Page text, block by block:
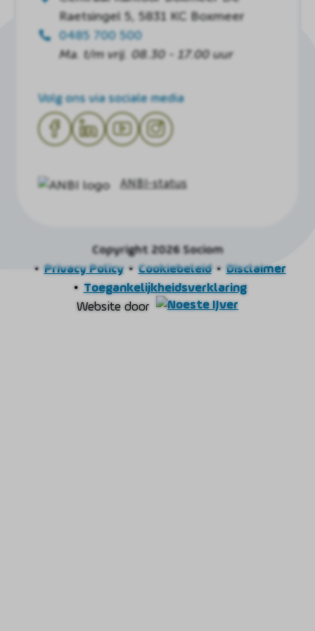
Raetsingel 5, 5831 KC Boxmeer
0485 700 500
Ma. t/m vrij. 08.30 - 17.00 uur
Volg ons via sociale media
ANBI-status
Copyright 2026 Sociom
Privacy Policy
Cookiebeleid
Disclaimer
Toegankelijkheidsverklaring
Website door